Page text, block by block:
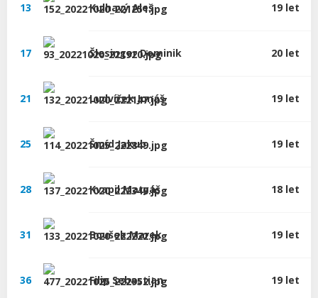
13 Aleš
Kulhavý 19 let
17 Dominik
Šlesinger 20 let
21 Jonáš
Ludvíček 19 let
25 Jakub
Šmíd 19 let
28 Matyáš
Kvapil 18 let
31 Marek
Boušek 19 let
36 Sebastian
Filip 19 let